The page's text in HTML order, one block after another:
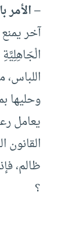
–الأمر
آخر
وحليها
يعامل
ظالم،
؟